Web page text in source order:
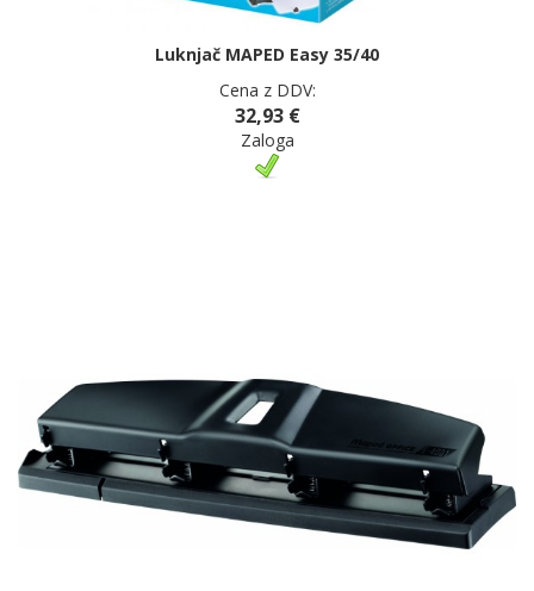
Luknjač MAPED Easy 35/40
Cena z DDV:
32,93 €
Zaloga